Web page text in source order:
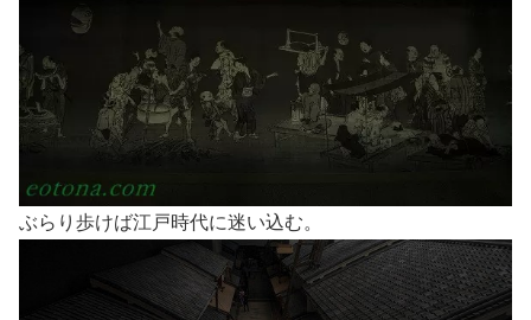
ぶらり歩けば江戸時代に迷い込む。